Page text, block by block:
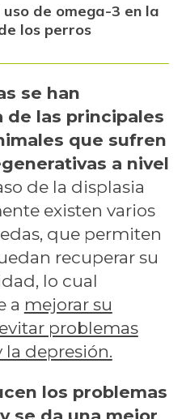
de omega-3 en la
los perros
se han
de las principales
que sufren
a nivel
de la displasia
existen varios
que permiten
recuperar su
lo cual
a mejorar su
problemas
depresión.
los problemas